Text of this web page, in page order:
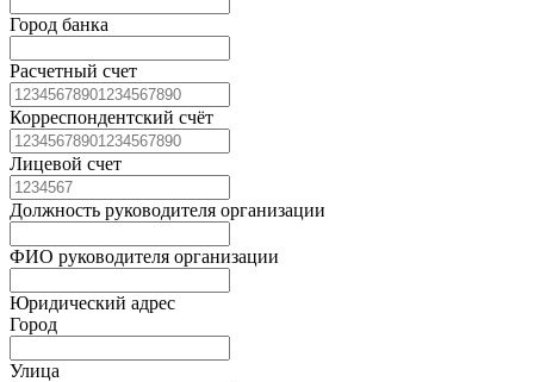
Город банка
Расчетный счет
Корреспондентский счёт
Лицевой счет
Должность руководителя организации
ФИО руководителя организации
Юридический адрес
Город
Улица